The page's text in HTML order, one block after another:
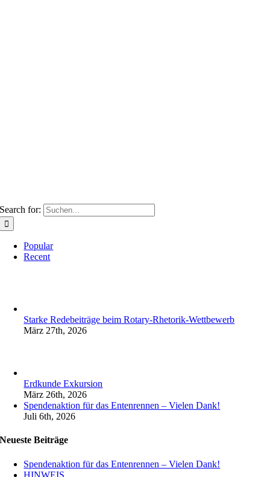
Search for:
Popular
Recent
Starke Redebeiträge beim Rotary-Rhetorik-Wettbewerb
März 27th, 2026
Erdkunde Exkursion
März 26th, 2026
Spendenaktion für das Entenrennen – Vielen Dank!
Juli 6th, 2026
Neueste Beiträge
Spendenaktion für das Entenrennen – Vielen Dank!
HINWEIS